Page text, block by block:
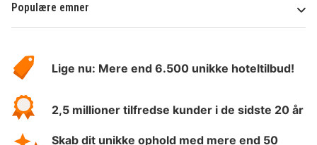
Populære emner
HotelSpecials
Lige nu: Mere end 6.500 unikke hoteltilbud!
2,5 millioner tilfredse kunder i de sidste 20 år
Skab dit unikke ophold med mere end 50